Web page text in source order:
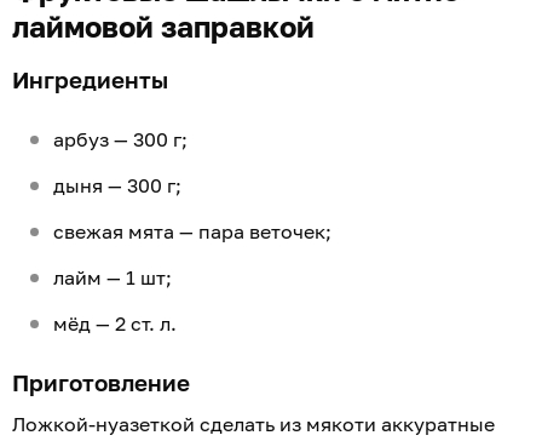
лаймовой заправкой
Ингредиенты
арбуз — 300 г;
дыня — 300 г;
свежая мята — пара веточек;
лайм — 1 шт;
мёд — 2 ст. л.
Приготовление
Ложкой-нуазеткой сделать из мякоти аккуратные